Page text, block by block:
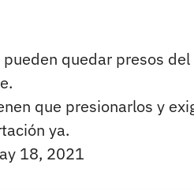
quedar presos del
que presionarlos y
ya.
18, 2021